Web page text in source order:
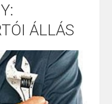
ÁLLÁS